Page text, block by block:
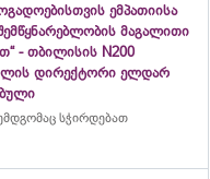
ემპათიისა
მაგალითი
- თბილისის N200
დირექტორი ელდარ
სჭირდებათ